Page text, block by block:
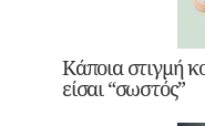
Κάποια στιγμή
είσαι “σωστός”